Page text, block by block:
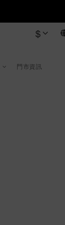
$
門市資訊